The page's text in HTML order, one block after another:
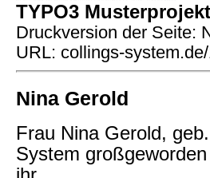
TYPO3
Druckversion der Seite:
URL: collings-
Nina Gerold
Frau Nina Gerold,
System